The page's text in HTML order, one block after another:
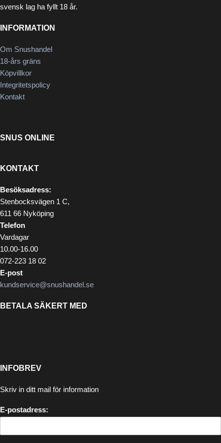
svensk lag ha fyllt 18 år.
INFORMATION
Om Snushandel
18-års gräns
Köpvillkor
Integritetspolicy
Kontakt
SNUS ONLINE
KONTAKT
Besöksadress:
Stenbocksvägen 1 C,
611 66 Nyköping
Telefon
Vardagar
10.00-16.00
072-223 18 02
E-post
kundservice@snushandel.se
BETALA SÄKERT MED
INFOBREV
Skriv in ditt mail för information
E-postadress: